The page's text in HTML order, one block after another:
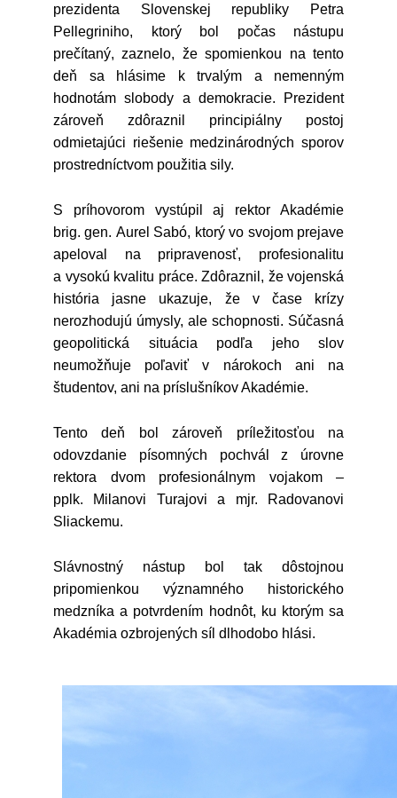
prezidenta Slovenskej republiky Petra
Pellegriniho, ktorý bol počas nástupu
prečítaný, zaznelo, že spomienkou na tento
deň sa hlásime k trvalým a nemenným
hodnotám slobody a demokracie. Prezident
zároveň zdôraznil principiálny postoj
odmietajúci riešenie medzinárodných sporov
prostredníctvom použitia sily.
S príhovorom vystúpil aj rektor Akadémie
brig. gen. Aurel Sabó, ktorý vo svojom prejave
apeloval na pripravenosť, profesionalitu
a vysokú kvalitu práce. Zdôraznil, že vojenská
história jasne ukazuje, že v čase krízy
nerozhodujú úmysly, ale schopnosti. Súčasná
geopolitická situácia podľa jeho slov
neumožňuje poľaviť v nárokoch ani na
študentov, ani na príslušníkov Akadémie.
Tento deň bol zároveň príležitosťou na
odovzdanie písomných pochvál z úrovne
rektora dvom profesionálnym vojakom –
pplk. Milanovi Turajovi a mjr. Radovanovi
Sliackemu.
Slávnostný nástup bol tak dôstojnou
pripomienkou významného historického
medzníka a potvrdením hodnôt, ku ktorým sa
Akadémia ozbrojených síl dlhodobo hlási.